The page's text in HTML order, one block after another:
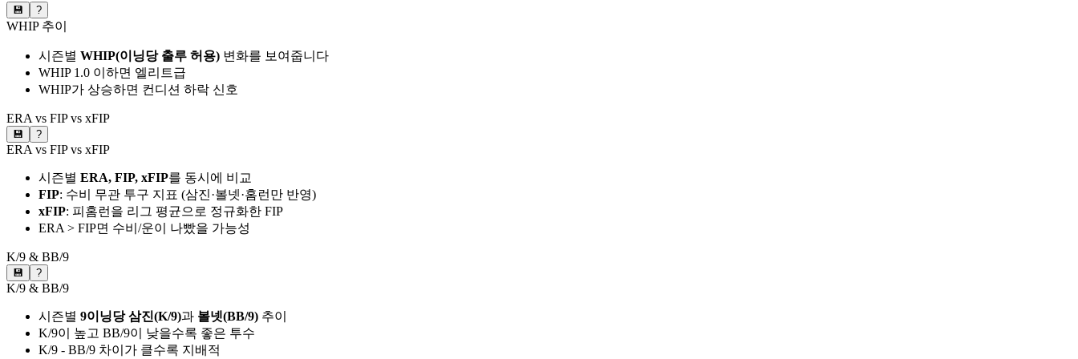
💾 ?
WHIP 추이
시즌별 WHIP(이닝당 출루 허용) 변화를 보여줍니다
WHIP 1.0 이하면 엘리트급
WHIP가 상승하면 컨디션 하락 신호
ERA vs FIP vs xFIP
💾 ?
ERA vs FIP vs xFIP
시즌별 ERA, FIP, xFIP를 동시에 비교
FIP: 수비 무관 투구 지표 (삼진·볼넷·홈런만 반영)
xFIP: 피홈런을 리그 평균으로 정규화한 FIP
ERA > FIP면 수비/운이 나빴을 가능성
K/9 & BB/9
💾 ?
K/9 & BB/9
시즌별 9이닝당 삼진(K/9)과 볼넷(BB/9) 추이
K/9이 높고 BB/9이 낮을수록 좋은 투수
K/9 - BB/9 차이가 클수록 지배적